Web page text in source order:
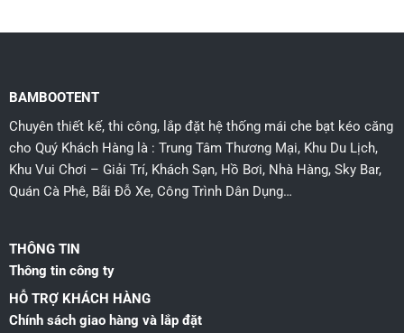
BAMBOOTENT
Chuyên thiết kế, thi công, lắp đặt hệ thống mái che bạt kéo căng
cho Quý Khách Hàng là : Trung Tâm Thương Mại, Khu Du Lịch,
Khu Vui Chơi – Giải Trí, Khách Sạn, Hồ Bơi, Nhà Hàng, Sky Bar,
Quán Cà Phê, Bãi Đỗ Xe, Công Trình Dân Dụng…
THÔNG TIN
Thông tin công ty
HỖ TRỢ KHÁCH HÀNG
Chính sách giao hàng và lắp đặt